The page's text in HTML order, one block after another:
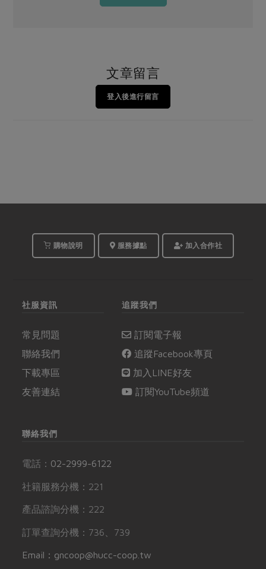
文章留言
登入後進行留言
購物說明 服務據點 加入合作社
社服資訊
常見問題
聯絡我們
下載專區
友善連結
追蹤我們
訂閱電子報
追蹤Facebook專頁
加入LINE好友
訂閱YouTube頻道
聯絡我們
電話： 02-2999-6122
社籍服務分機：221
產品諮詢分機：222
訂單查詢分機：736、739
Email：gncoop@hucc-coop.tw